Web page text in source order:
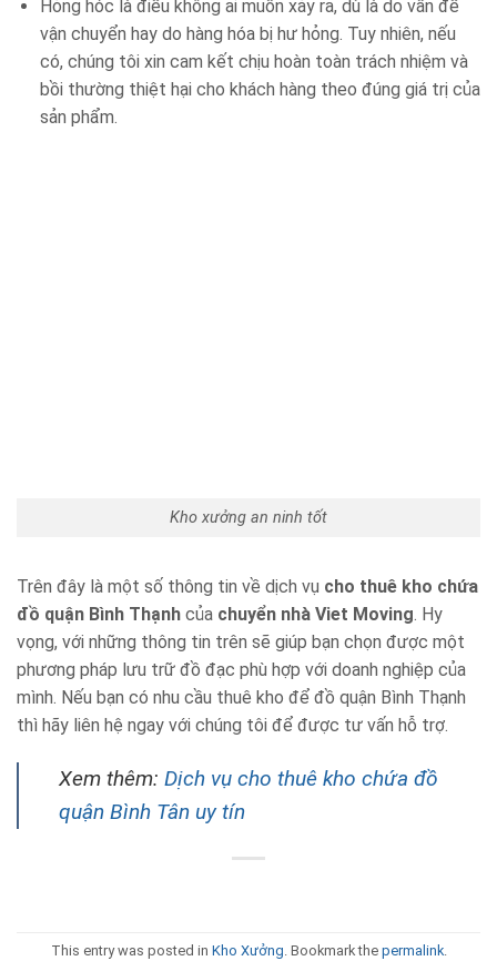
Hỏng hóc là điều không ai muốn xảy ra, dù là do vấn đề
vận chuyển hay do hàng hóa bị hư hỏng. Tuy nhiên, nếu
có, chúng tôi xin cam kết chịu hoàn toàn trách nhiệm và
bồi thường thiệt hại cho khách hàng theo đúng giá trị của
sản phẩm.
Kho xưởng an ninh tốt
Trên đây là một số thông tin về dịch vụ cho thuê kho chứa
đồ quận Bình Thạnh của chuyển nhà Viet Moving. Hy
vọng, với những thông tin trên sẽ giúp bạn chọn được một
phương pháp lưu trữ đồ đạc phù hợp với doanh nghiệp của
mình. Nếu bạn có nhu cầu thuê kho để đồ quận Bình Thạnh
thì hãy liên hệ ngay với chúng tôi để được tư vấn hỗ trợ.
Xem thêm: Dịch vụ cho thuê kho chứa đồ
quận Bình Tân uy tín
This entry was posted in Kho Xưởng. Bookmark the permalink.